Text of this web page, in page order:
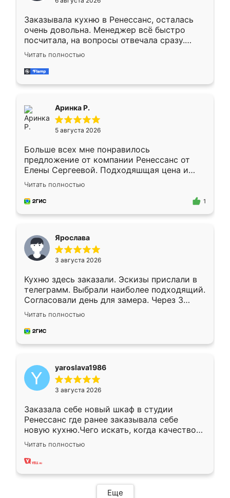
мебели буду заказывать только здесь.
Заказывала кухню в Ренессанс, осталась
очень довольна. Менеджер всё быстро
посчитала, на вопросы отвечала сразу.
Замерщик приехал в субботу, подошёл к
делу со всей ответственностью. Собрали
за день, ребята работали аккуратно, даже
Читать полностью
Аринка Р.
5 августа 2026
Больше всех мне понравилось
предложение от компании Ренессанс от
Елены Сергеевой. Подходяшщая цена и
короткие сроки изготовления. Приехавший
для замера сотрудник Владислав
предложил по моему эскизу самый
Читать полностью
1
Ярослава
3 августа 2026
Кухню здесь заказали. Эскизы прислали в
телеграмм. Выбрали наиболее подходящий.
Согласовали день для замера. Через 3
недели кухня была уже готова. Остались
довольны работой. Спасибо Ренессанс
мебель за качественную работу!
Читать полностью
yaroslava1986
3 августа 2026
Заказала себе новый шкаф в студии
Ренессанс где ранее заказывала себе
новую кухню.Чего искать, когда качеством
вполне довольна. Служит кухня уже почти
два года, нареканий нет.
Читать полностью
Еще